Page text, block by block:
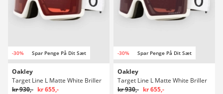
-30% Spar Penge På Dit Sæt
Oakley
Target Line L Matte White Briller
kr 930,- kr 655,-
-30% Spar Penge På Dit Sæt
Oakley
Target Line L Matte White Briller
kr 930,- kr 655,-